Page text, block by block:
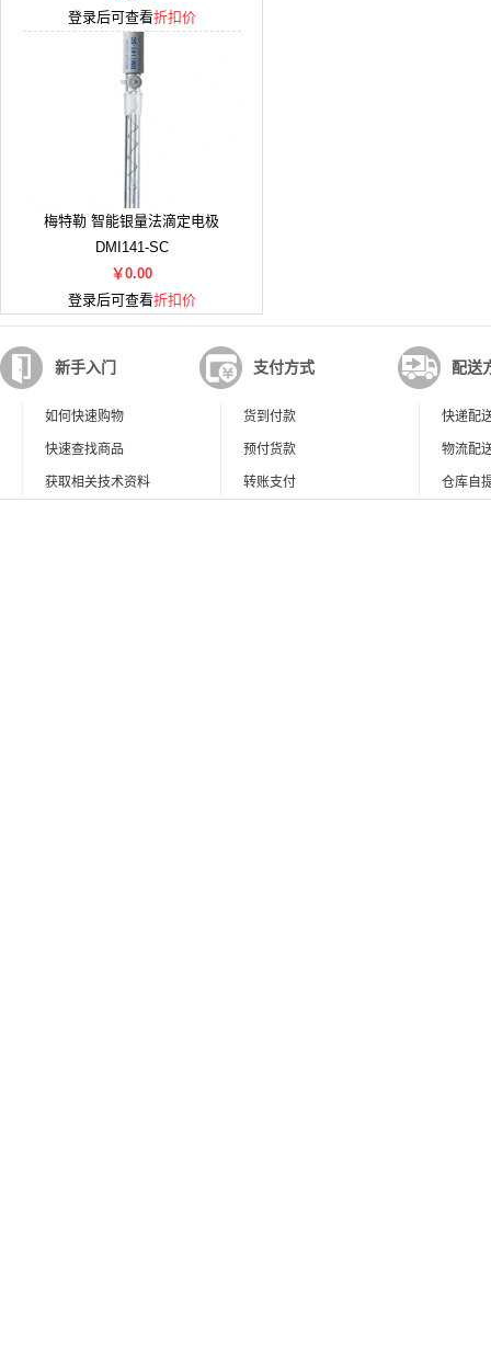
登录后可查看折扣价
梅特勒 智能银量法滴定电极
DMI141-SC
￥0.00
登录后可查看折扣价
新手入门
如何快速购物
快速查找商品
获取相关技术资料
支付方式
货到付款
预付货款
转账支付
配送
快递配
物流配
仓库自